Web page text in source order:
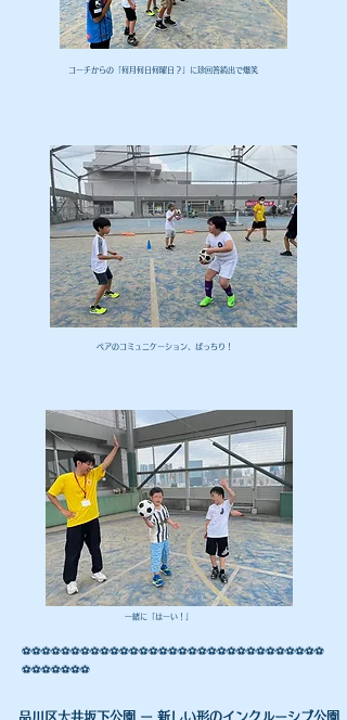
​コーチからの「何月何日何曜日？」に珍回答続出で爆笑
​ペアのコミュニケーション、ばっちり！
​一緒に「はーい！」
⚽️⚽️⚽️⚽️⚽️⚽️⚽️⚽️⚽️⚽️⚽️⚽️⚽️⚽️⚽️⚽️⚽️⚽️⚽️⚽️⚽️⚽️⚽️⚽️⚽️⚽️⚽️⚽️⚽️⚽️⚽️
⚽️⚽️⚽️⚽️⚽️⚽️⚽️
​品川区大井坂下公園 ー 新しい形のインクルーシブ公園